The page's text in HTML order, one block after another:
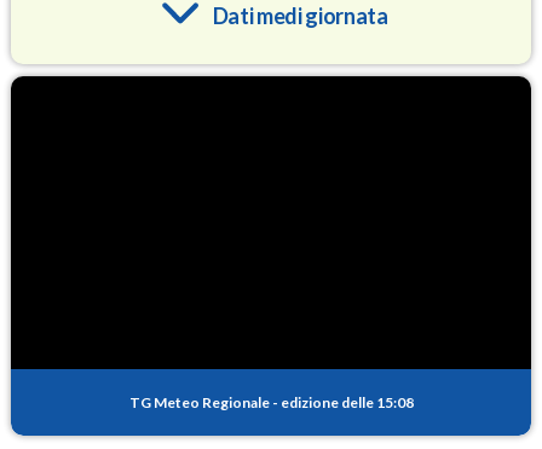
Dati medi giornata
PM25
TG Meteo Regionale - edizione delle 15:08